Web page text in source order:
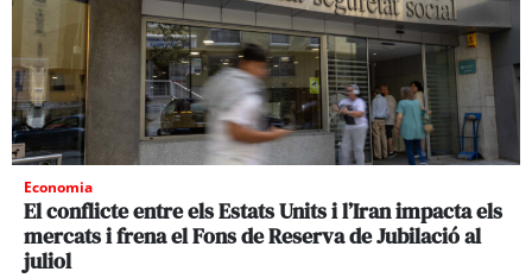
Economia
El conflicte entre els Estats Units i l’Iran impacta els
mercats i frena el Fons de Reserva de Jubilació al
juliol